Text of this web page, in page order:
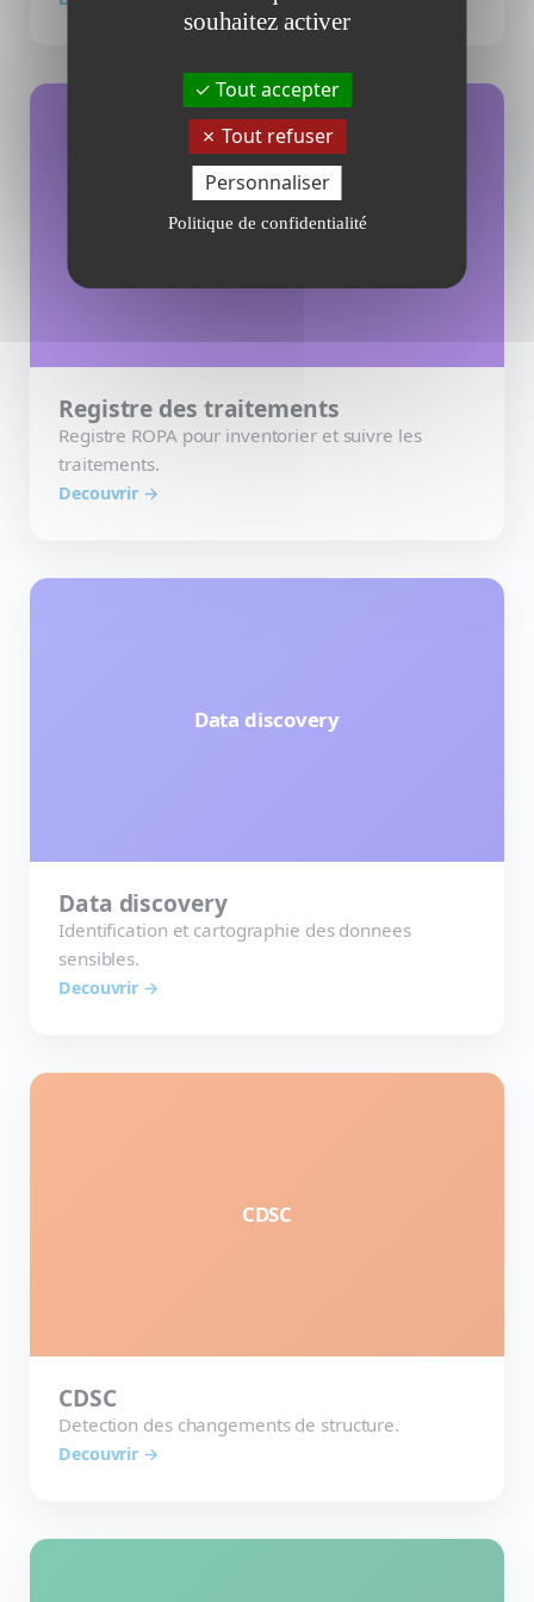
Registre des traitements
Registre des traitements
Registre ROPA pour inventorier et suivre les
traitements.
Decouvrir →
Data discovery
Data discovery
Identification et cartographie des donnees
sensibles.
Decouvrir →
CDSC
CDSC
Detection des changements de structure.
Decouvrir →
souhaitez activer
Tout accepter
Tout refuser
Personnaliser
Politique de confidentialité